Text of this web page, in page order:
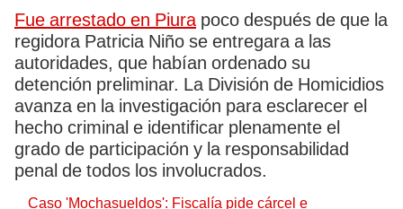
Fue arrestado en Piurapoco después de que la
regidora Patricia Niño se entregara a las
autoridades, que habían ordenado su
detención preliminar. La División de Homicidios
avanza en la investigación para esclarecer el
hecho criminal e identificar plenamente el
grado de participación y la responsabilidad
penal de todos los involucrados.
Caso 'Mochasueldos': Fiscalía pide cárcel e